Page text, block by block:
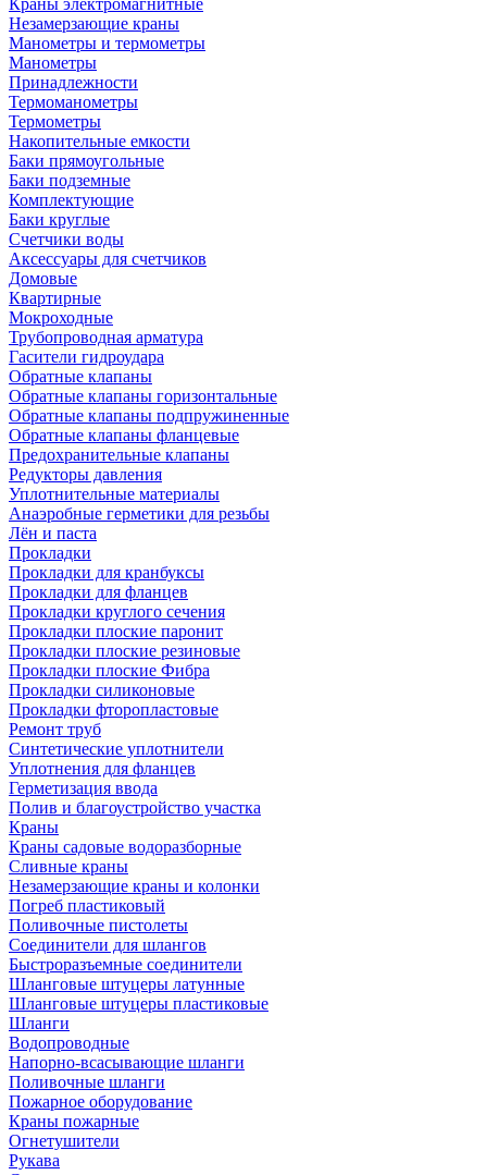
Незамерзающие краны
Манометры и термометры
Манометры
Принадлежности
Термоманометры
Термометры
Накопительные емкости
Баки прямоугольные
Баки подземные
Комплектующие
Баки круглые
Счетчики воды
Аксессуары для счетчиков
Домовые
Квартирные
Мокроходные
Трубопроводная арматура
Гасители гидроудара
Обратные клапаны
Обратные клапаны горизонтальные
Обратные клапаны подпружиненные
Обратные клапаны фланцевые
Предохранительные клапаны
Редукторы давления
Уплотнительные материалы
Анаэробные герметики для резьбы
Лён и паста
Прокладки
Прокладки для кранбуксы
Прокладки для фланцев
Прокладки круглого сечения
Прокладки плоские паронит
Прокладки плоские резиновые
Прокладки плоские Фибра
Прокладки силиконовые
Прокладки фторопластовые
Ремонт труб
Синтетические уплотнители
Уплотнения для фланцев
Герметизация ввода
Полив и благоустройство участка
Краны
Краны садовые водоразборные
Сливные краны
Незамерзающие краны и колонки
Погреб пластиковый
Поливочные пистолеты
Соединители для шлангов
Быстроразъемные соединители
Шланговые штуцеры латунные
Шланговые штуцеры пластиковые
Шланги
Водопроводные
Напорно-всасывающие шланги
Поливочные шланги
Пожарное оборудование
Краны пожарные
Огнетушители
Рукава